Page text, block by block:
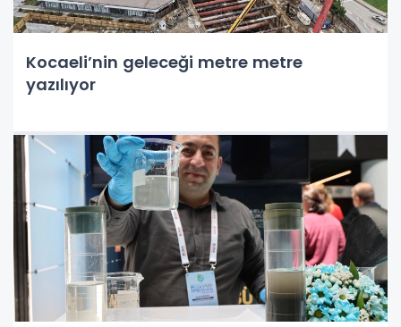
Kocaeli’nin geleceği metre metre
yazılıyor